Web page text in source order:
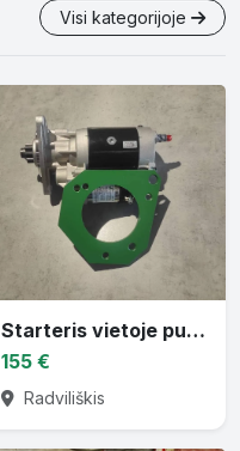
Visi kategorijoje
Starteris vietoje puskačio
155 €
Radviliškis